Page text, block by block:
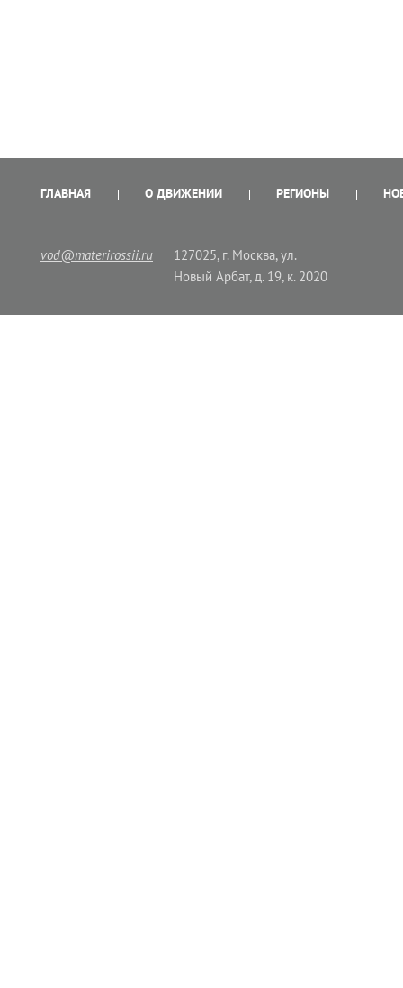
ГЛАВНАЯ О ДВИЖЕНИИ РЕГИОНЫ
vod@materirossii.ru
127025, г. Москва, ул.
Новый Арбат, д. 19, к. 2020